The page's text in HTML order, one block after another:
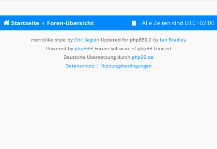
Startseite Foren-Übersicht Alle Zeiten sind UTC+02:00
metrolike style by Eric Seguin Updated for phpBB3.2 by Ian Bradley
Powered by phpBB® Forum Software © phpBB Limited
Deutsche Übersetzung durch phpBB.de
Datenschutz | Nutzungsbedingungen